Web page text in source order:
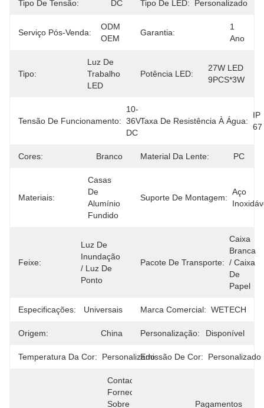
Tipo De Tensão: DC Tipo De LED: Personalizado
Serviço Pós-Venda:
ODM
OEM
Garantia:
1
Ano
Tipo:
Luz De
Trabalho
LED
Potência LED:
27W LED
9PCS*3W
Tensão De Funcionamento:
10-
36V
DC
Taxa De Resistência À Água:
IP
67
Cores: Branco Material Da Lente: PC
Materiais:
Casas
De
Alumínio
Fundido
Suporte De Montagem:
Aço
Feixe:
Luz De
Inundação
/ Luz De
Ponto
Pacote De Transporte:
Caixa
Branca
/ Caixa
De
Papel
Especificações: Universais Marca Comercial: WETECH
Origem: China Personalização: Disponível
Temperatura Da Cor: PersonalizadoEmissão De Cor: Personalizado
Contacte O
Fornecedor
Sobre O
Pagamentos